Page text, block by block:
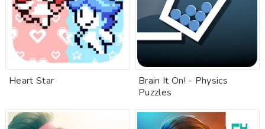
Heart Star
Brain It On! - Physics
Puzzles